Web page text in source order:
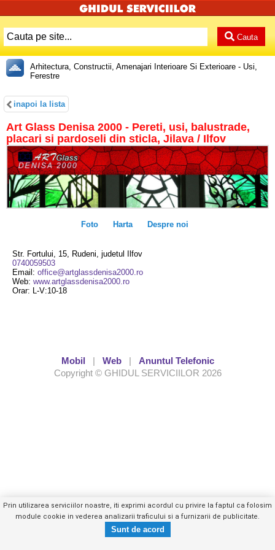
Cauta
Arhitectura, Constructii, Amenajari Interioare Si Exterioare - Usi,
Ferestre
inapoi la lista
Art Glass Denisa 2000 - Pereti, usi, balustrade,
placari si pardoseli din sticla, Jilava / Ilfov
Foto Harta Despre noi
Str. Fortului, 15, Rudeni, judetul Ilfov
0740059503
Email: office@artglassdenisa2000.ro
Web: www.artglassdenisa2000.ro
Orar: L-V:10-18
Trimite mesaj privat
Mobil Web| Anuntul Telefonic
Copyright © GHIDUL SERVICIILOR 2026
Prin utilizarea serviciilor noastre, iti exprimi acordul cu privire la faptul ca folosim
module cookie in vederea analizarii traficului si a furnizarii de publicitate.